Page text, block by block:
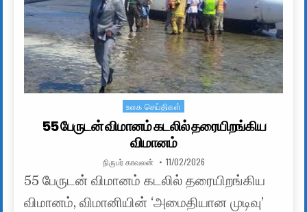
Posted in
உலக செய்திகள்
55 பேருடன் விமானம் கடலில் தரையிறங்கிய
விமானம்
AUTHOR:
நிருபர் காவலன் PUBLISHED DATE:
11/02/2026
55 பேருடன் விமானம் கடலில் தரையிறங்கிய
விமானம், விமானியின் ‘அமைதியான முடிவு’